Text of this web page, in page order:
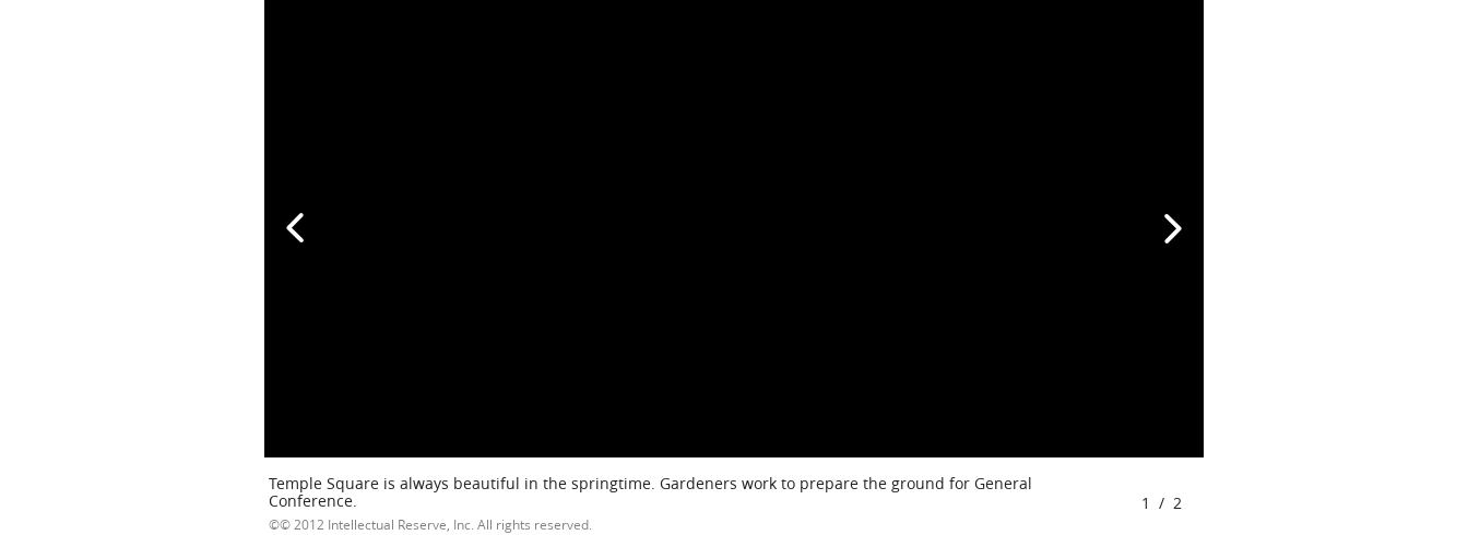
Temple Square is always beautiful in the springtime. Gardeners work to prepare the ground for General
Conference.
© 2012 Intellectual Reserve, Inc. All rights reserved.
1 / 2